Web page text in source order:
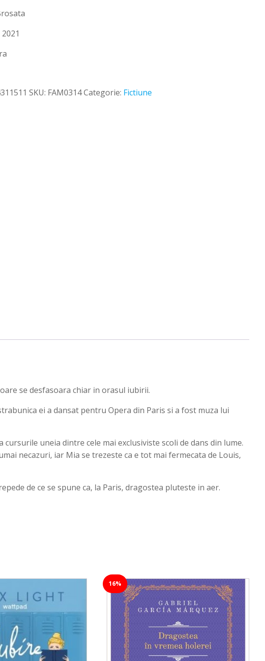
SKU: FAM0314Categorie: Fictiune
se desfasoara chiar in orasul iubirii.
ei a dansat pentru Opera din Paris si a fost muza lui
uneia dintre cele mai exclusiviste scoli de dans din lume.
necazuri, iar Mia se trezeste ca e tot mai fermecata de Louis,
de ce se spune ca, la Paris, dragostea pluteste in aer.
16%